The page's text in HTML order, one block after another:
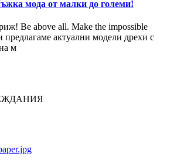
мода от малки до големи!
Be above all. Make the impossible
предлагаме актуални модели дрехи с
м